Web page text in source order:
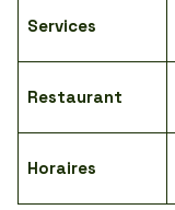
Services
Restaurant
Horaires